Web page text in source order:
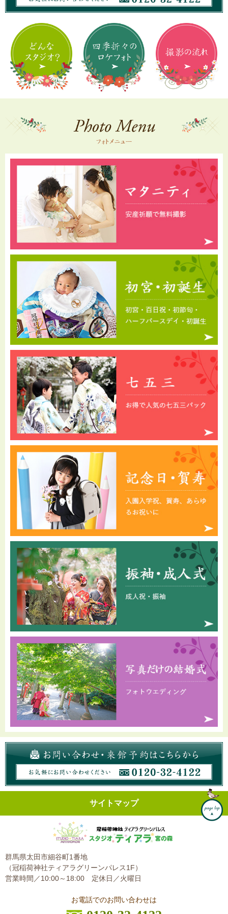
サイトマップ
群馬県太田市細谷町1番地
（冠稲荷神社ティアラグリーンパレス1F）
営業時間／10:00～18:00 定休日／火曜日
お電話でのお問い合わせは